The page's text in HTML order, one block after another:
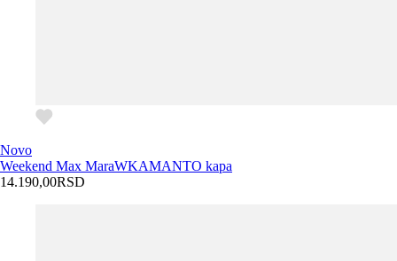
Novo
Weekend Max MaraWKAMANTO kapa
14.190,00RSD